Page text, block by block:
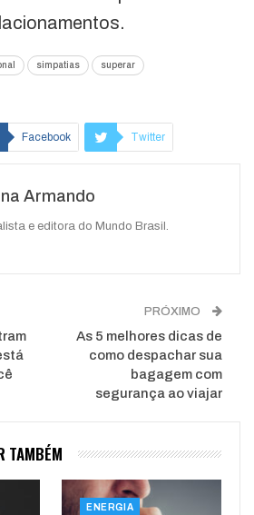
simpatias superar
Facebook Twitter
Armando
e editora do Mundo Brasil.
PRÓXIMO
As 5 melhores dicas de
como despachar sua
bagagem com
segurança ao viajar
TAMBÉM
ENERGIA